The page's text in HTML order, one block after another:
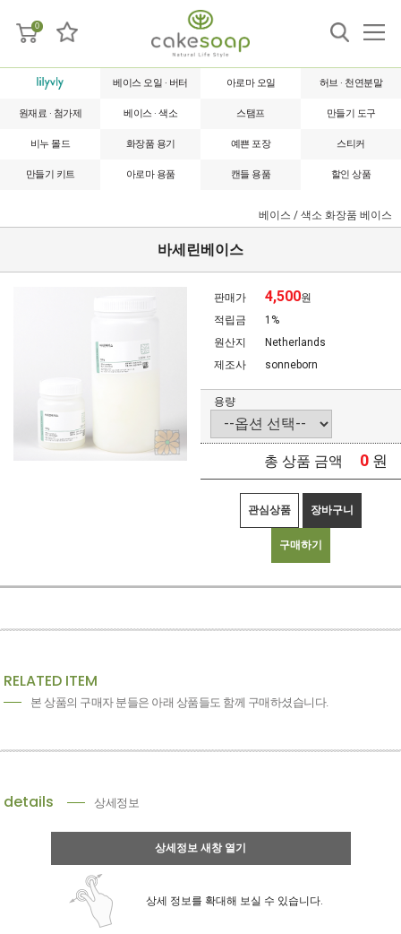
0
베이스 오일 · 버터 아로마 오일 허브 · 천연분말
원재료 · 첨가제 베이스 · 색소 스탬프 만들기 도구
비누 몰드 화장품 용기 예쁜 포장 스티커
만들기 키트 아로마 용품 캔들 용품 할인 상품
베이스 / 색소 화장품 베이스
바세린베이스
판매가 4,500원
적립금
1%
원산지
Netherlands
제조사
sonneborn
용량
총 상품 금액 0 원
관심상품 장바구니
구매하기
RELATED ITEM
본 상품의 구매자 분들은 아래 상품들도 함께 구매하셨습니다.
details 상세정보
상세정보 새창 열기
상세 정보를 확대해 보실 수 있습니다.